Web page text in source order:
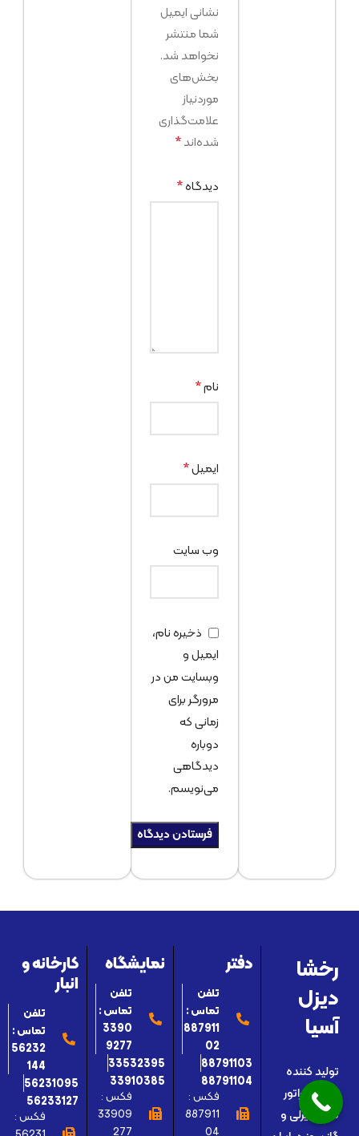
نشانی ایمیل
شما منتشر
نخواهد شد.
بخش‌های
موردنیاز
علامت‌گذاری
شده‌اند*
دیدگاه*
نام*
ایمیل*
وب‌ سایت
ذخیره نام،
ایمیل و
وبسایت من در
مرورگر برای
زمانی که
دوباره
دیدگاهی
می‌نویسم.
رخشا
دیزل
آسیا
تولید کننده
موتور ژنراتور
های دیزلی و
دفتر
تلفن
تماس :
887911
02
88791103
88791104
فکس :
887911
04
نمایشگاه
تلفن
تماس :
3390
9277
33532395
33910385
فکس :
33909
277
کارخانه و
انبار
تلفن
تماس :
56232
144
56231095
56233127
فکس :